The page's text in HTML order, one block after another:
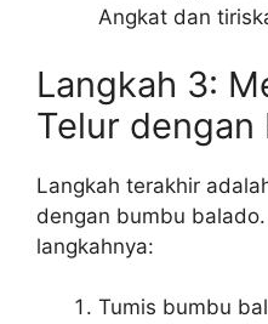
Angkat dan
Langkah 3:
Telur dengan
Langkah terakhir
dengan bumbu
langkahnya:
Tumis bumbu